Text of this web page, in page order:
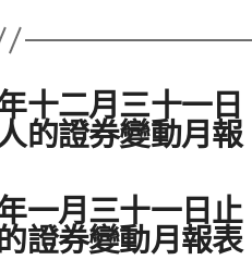
十二月三十一日
的證券變動月報
一月三十一日止
證券變動月報表